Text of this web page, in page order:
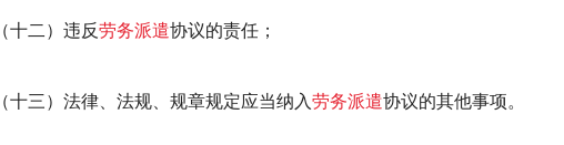
（十二）违反劳务派遣协议的责任；
（十三）法律、法规、规章规定应当纳入劳务派遣协议的其他事项。